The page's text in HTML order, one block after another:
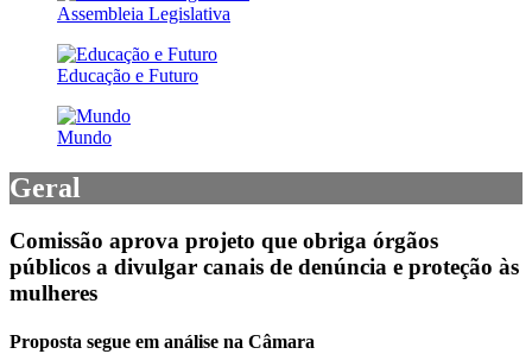
Assembleia Legislativa
Educação e Futuro
Mundo
Geral
Comissão aprova projeto que obriga órgãos
públicos a divulgar canais de denúncia e proteção às
mulheres
Proposta segue em análise na Câmara